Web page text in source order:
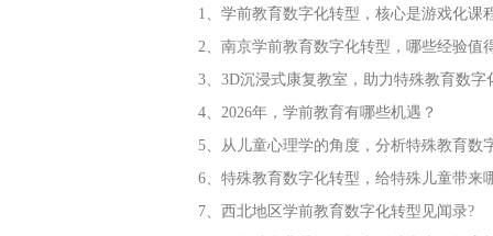
1、学前教育数字化转型，核心是游戏化课
2、南京学前教育数字化转型，哪些经验值
3、3D沉浸式康复教室，助力特殊教育数字
4、2026年，学前教育有哪些机遇？
5、从儿童心理学的角度，分析特殊教育数
6、特殊教育数字化转型，给特殊儿童带来
7、西北地区学前教育数字化转型见闻录?